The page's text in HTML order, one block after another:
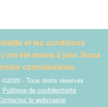
et les conditions
ont été mises à jour. Nous
connaissance.
- Tous droits réservés
Politique de confidentialité
le webmaster